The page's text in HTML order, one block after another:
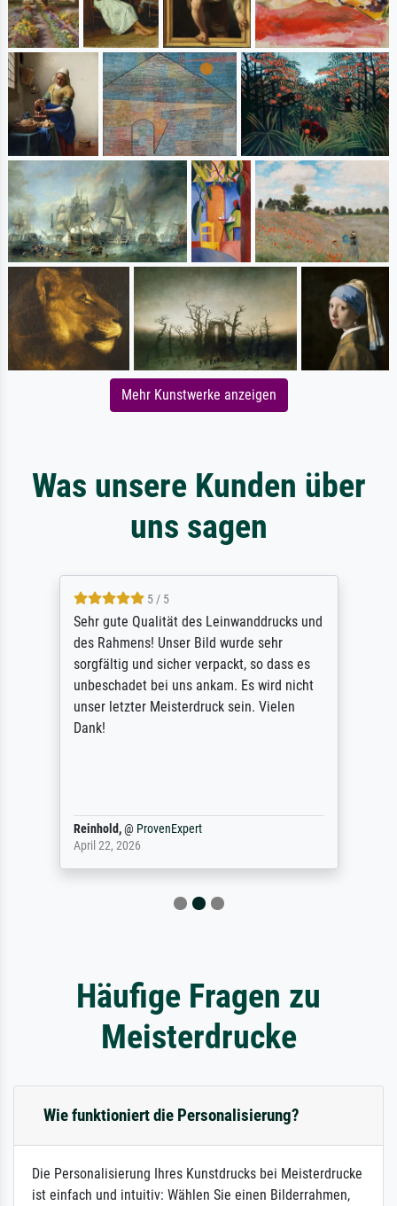
Mehr Kunstwerke anzeigen
Was unsere Kunden über
uns sagen
5 / 5
Sehr gute Qualität des Leinwanddrucks und
des Rahmens! Unser Bild wurde sehr
sorgfältig und sicher verpackt, so dass es
unbeschadet bei uns ankam. Es wird nicht
unser letzter Meisterdruck sein. Vielen
Dank!
Reinhold,@ ProvenExpert
April 22, 2026
Häufige Fragen zu
Meisterdrucke
Wie funktioniert die Personalisierung?
Die Personalisierung Ihres Kunstdrucks bei Meisterdrucke
ist einfach und intuitiv: Wählen Sie einen Bilderrahmen,